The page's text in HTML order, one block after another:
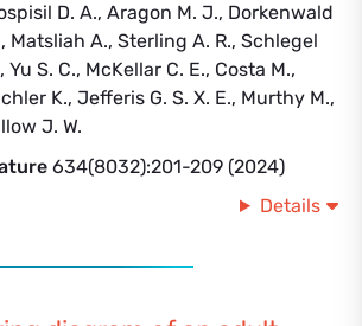
D. A., Aragon M. J., Dorkenwald
Matsliah A., Sterling A. R., Schlegel
Yu S. C., McKellar C. E., Costa M.,
K., Jefferis G. S. X. E., Murthy M.,
J. W.
634(8032):201-209 (2024)
Details